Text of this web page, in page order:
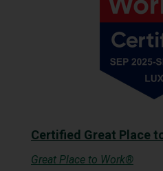
Certified Great Place
Great Place to Work®